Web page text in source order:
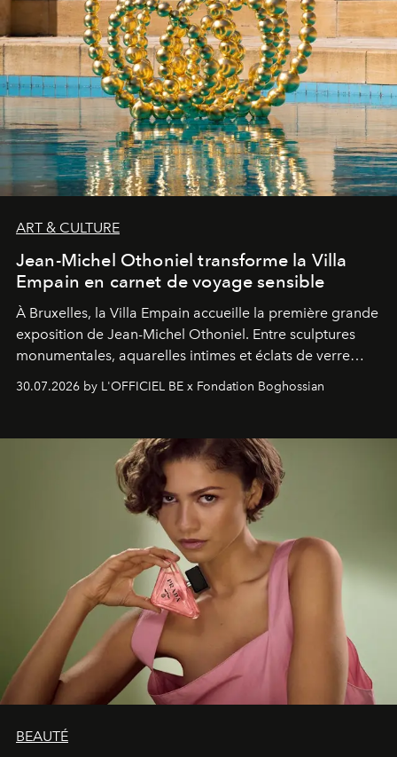
ART & CULTURE
Jean-Michel Othoniel transforme la Villa
Empain en carnet de voyage sensible
À Bruxelles, la Villa Empain accueille la première grande
exposition de Jean-Michel Othoniel. Entre sculptures
monumentales, aquarelles intimes et éclats de verre
soufflé, l’artiste français compose un itinéraire
émotionnel où chaque œuvre devient le souvenir
émerveillement.
30.07.2026 by L'OFFICIEL BE x Fondation Boghossian
BEAUTÉ